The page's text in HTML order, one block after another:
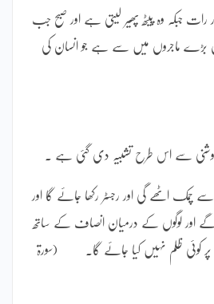
رات جبکہ وہ پیٹھ پھیر لیتی ہے اور صبح جب
بڑے ماجروں میں سے ہے جو انسان کی
سے اس طرح تشبیہ دی گئی ہے ۔
چمک اٹھے گی اور رجسٹر رکھا جائے گا اور
گے اور لوگوں کے درمیان انصاف کے ساتھ
پر کوئی ظلم نہیں کیا جائے گا۔ (سورۃ